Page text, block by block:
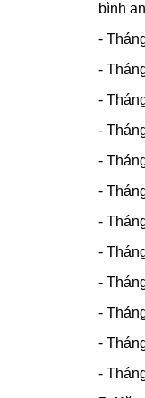
bình
-
-
-
-
-
-
-
-
-
-
-
-